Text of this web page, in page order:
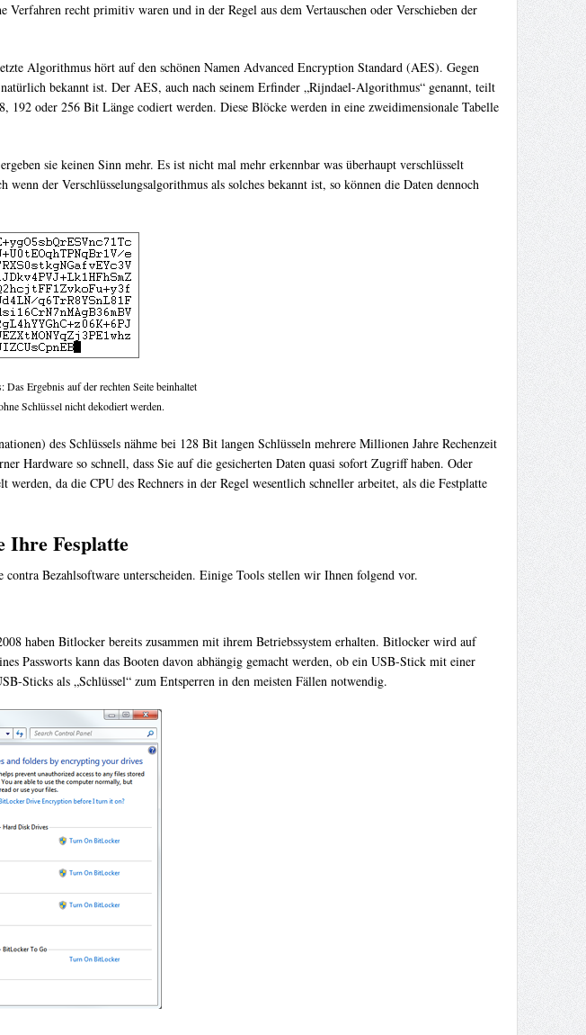
recht primitiv waren und in der Regel aus dem Vertauschen oder Verschieben der
Algorithmus hört auf den schönen Namen Advanced Encryption Standard (AES). Gegen
bekannt ist. Der AES, auch nach seinem Erfinder „Rijndael-Algorithmus“ genannt, teilt
oder 256 Bit Länge codiert werden. Diese Blöcke werden in eine zweidimensionale Tabelle
sie keinen Sinn mehr. Es ist nicht mal mehr erkennbar was überhaupt verschlüsselt
der Verschlüsselungsalgorithmus als solches bekannt ist, so können die Daten dennoch
Ergebnis auf der rechten Seite beinhaltet
Schlüssel nicht dekodiert werden.
des Schlüssels nähme bei 128 Bit langen Schlüsseln mehrere Millionen Jahre Rechenzeit
Hardware so schnell, dass Sie auf die gesicherten Daten quasi sofort Zugriff haben. Oder
da die CPU des Rechners in der Regel wesentlich schneller arbeitet, als die Festplatte
Ihre Fesplatte
Bezahlsoftware unterscheiden. Einige Tools stellen wir Ihnen folgend vor.
haben Bitlocker bereits zusammen mit ihrem Betriebssystem erhalten. Bitlocker wird auf
Passworts kann das Booten davon abhängig gemacht werden, ob ein USB-Stick mit einer
Sticks als „Schlüssel“ zum Entsperren in den meisten Fällen notwendig.